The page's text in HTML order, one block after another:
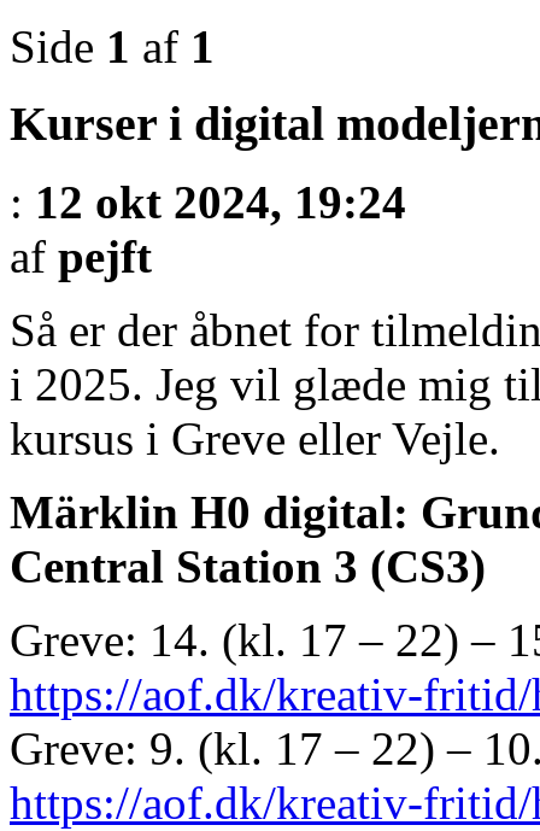
Side 1 af 1
Kurser i digital
: 12 okt 2024, 19:24
af pejft
Så er der åbnet for
i 2025. Jeg vil glæde mig
kursus i Greve eller Vejle.
Märklin H0 digital:
Central Station 3 (CS3)
Greve: 14. (kl. 17 – 22) –
https://aof.dk/kreativ-fritid/
Greve: 9. (kl. 17 – 22) –
https://aof.dk/kreativ-fritid/